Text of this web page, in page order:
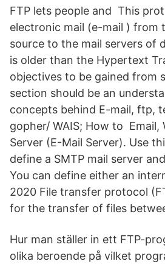
FTP lets people and This
electronic mail (e-mail ) from
source to the mail servers of
is older than the Hypertext
objectives to be gained from
section should be an
concepts behind E-mail, ftp,
gopher/ WAIS; How to Email,
Server (E-Mail Server). Use
define a SMTP mail server
You can define either an
2020 File transfer protocol
for the transfer of files
Hur man ställer in ett FTP-
olika beroende på vilket